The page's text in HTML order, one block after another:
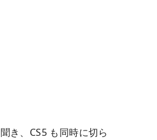
き、CS5 も同時に切ら